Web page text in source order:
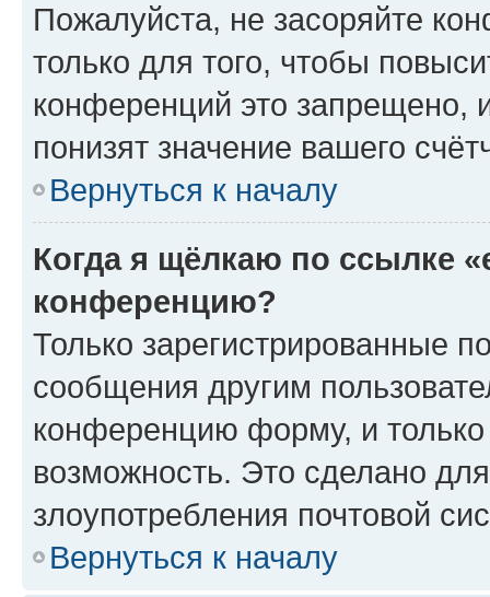
Пожалуйста, не засоряйте
только для того, чтобы
конференций это запрещено,
понизят значение вашего
Вернуться к началу
Когда я щёлкаю по ссылке
конференцию?
Только зарегистрированные
сообщения другим
конференцию форму, и
возможность. Это сделано
злоупотребления почтовой
Вернуться к началу